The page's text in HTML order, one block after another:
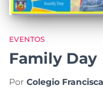
EVENTOS
Family Day
Por Colegio